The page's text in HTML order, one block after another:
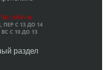
(MSK+4)
ПЕРС 13 ДО 14
С 10 ДО 13
раздел